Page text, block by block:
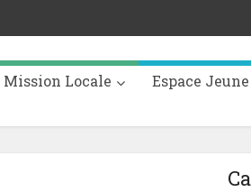
Mission Locale Espace Jeune